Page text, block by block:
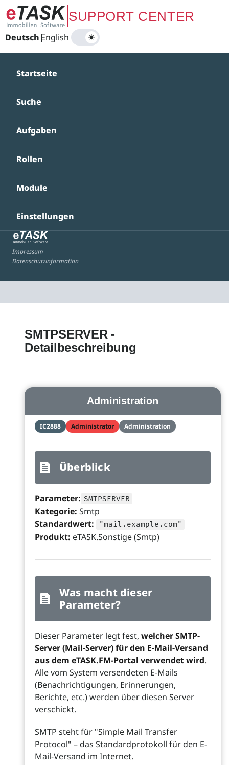
Zum Hauptinhalt springenSUPPORT CENTER
Deutsch|
English
Startseite
Suche
Aufgaben
Rollen
Module
Einstellungen
Impressum
Datenschutzinformation
SMTPSERVER -
Detailbeschreibung
Administration
IC2888 Administrator Administration
Überblick
Parameter: SMTPSERVER
Kategorie: Smtp
Standardwert:
"mail.example.com"
Produkt: eTASK.Sonstige (Smtp)
Was macht dieser
Parameter?
Dieser Parameter legt fest, welcher SMTP-
Server (Mail-Server) für den E-Mail-Versand
aus dem eTASK.FM-Portal verwendet wird.
Alle vom System versendeten E-Mails
(Benachrichtigungen, Erinnerungen,
Berichte, etc.) werden über diesen Server
verschickt.
SMTP steht für "Simple Mail Transfer
Protocol" – das Standardprotokoll für den E-
Mail-Versand im Internet.